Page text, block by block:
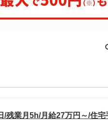
残業月5h/月給27万円～/住